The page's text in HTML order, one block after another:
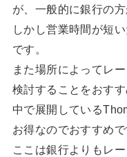
が、一般的に銀行の
しかし営業時間が短
です。
また場所によってレ
検討することをおす
中で展開している
お得なのでおすすめで
ここは銀行よりもレ